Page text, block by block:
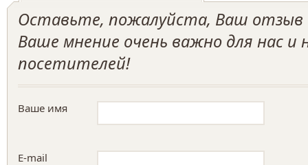
Оставьте, пожалуйста, Ваш отзыв
Ваше мнение очень важно для нас и
посетителей!
Ваше имя
E-mail